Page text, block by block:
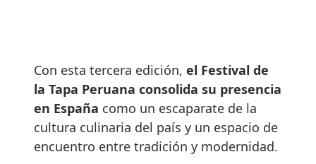
Con esta tercera edición, el Festival de
la Tapa Peruana consolida su presencia
en España como un escaparate de la
cultura culinaria del país y un espacio de
encuentro entre tradición y modernidad.